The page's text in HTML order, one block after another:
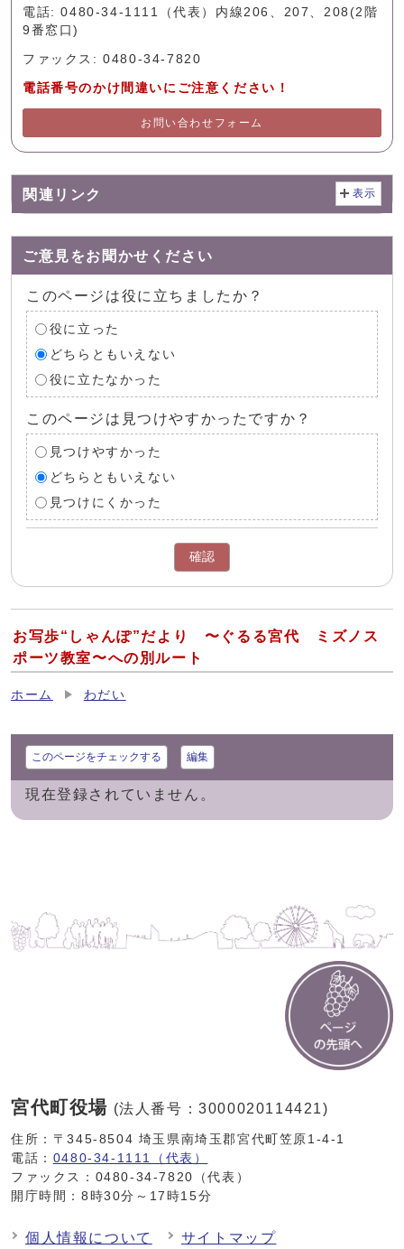
電話: 0480-34-1111（代表）内線206、207、208(2階
9番窓口)
ファックス: 0480-34-7820
電話番号のかけ間違いにご注意ください！
お問い合わせフォーム
関連リンク 表示
ご意見をお聞かせください
このページは役に立ちましたか？
役に立った
どちらともいえない
役に立たなかった
このページは見つけやすかったですか？
見つけやすかった
どちらともいえない
見つけにくかった
確認
お写歩“しゃんぽ”だより 〜ぐるる宮代 ミズノス
ポーツ教室〜への別ルート
ホーム わだい
このページをチェックする 編集
現在登録されていません。
宮代町役場 (法人番号：3000020114421)
住所：〒345-8504 埼玉県南埼玉郡宮代町笠原1-4-1
電話： 0480-34-1111（代表）
ファックス：0480-34-7820（代表）
開庁時間：8時30分～17時15分
個人情報について サイトマップ